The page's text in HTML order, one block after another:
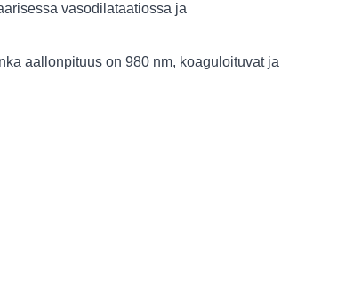
vasodilataatiossa ja
aallonpituus on 980 nm, koaguloituvat ja